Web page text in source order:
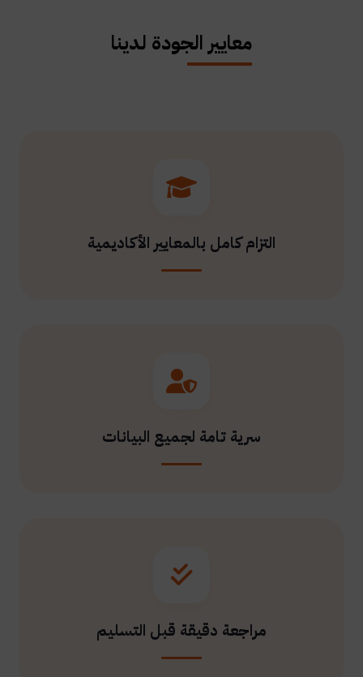
معايير الجودة لدينا
التزام كامل بالمعايير الأكاديمية
سرية تامة لجميع البيانات
مراجعة دقيقة قبل التسليم